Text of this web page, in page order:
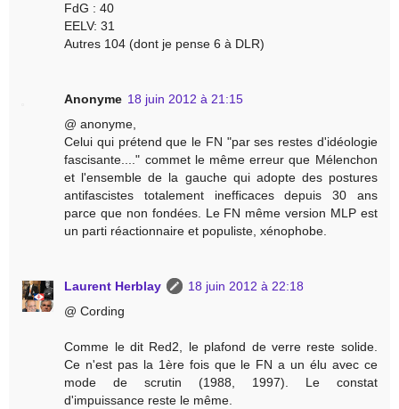
FdG : 40
EELV: 31
Autres 104 (dont je pense 6 à DLR)
Anonyme 18 juin 2012 à 21:15
@ anonyme,
Celui qui prétend que le FN "par ses restes d'idéologie
fascisante...." commet le même erreur que Mélenchon
et l'ensemble de la gauche qui adopte des postures
antifascistes totalement inefficaces depuis 30 ans
parce que non fondées. Le FN même version MLP est
un parti réactionnaire et populiste, xénophobe.
Laurent Herblay
18 juin 2012 à 22:18
@ Cording
Comme le dit Red2, le plafond de verre reste solide.
Ce n'est pas la 1ère fois que le FN a un élu avec ce
mode de scrutin (1988, 1997). Le constat
d'impuissance reste le même.